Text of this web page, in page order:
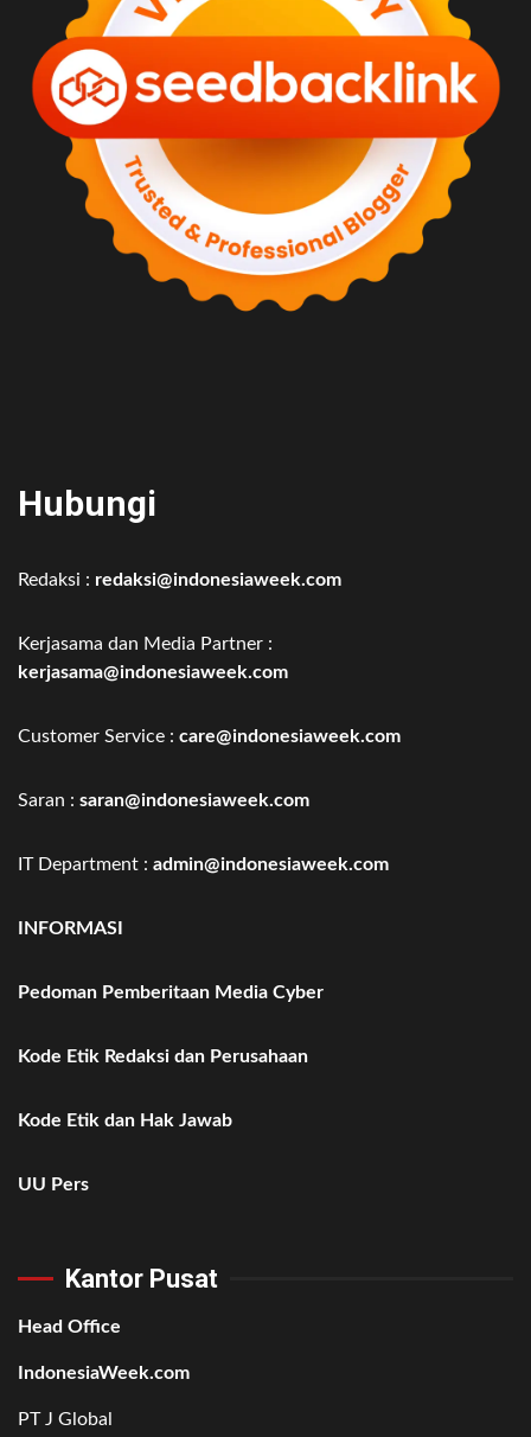
Hubungi
Redaksi : redaksi@indonesiaweek.com
Kerjasama dan Media Partner :
kerjasama@indonesiaweek.com
Customer Service : care@indonesiaweek.com
Saran : saran@indonesiaweek.com
IT Department : admin@indonesiaweek.com
INFORMASI
Pedoman Pemberitaan Media Cyber
Kode Etik Redaksi dan Perusahaan
Kode Etik dan Hak Jawab
UU Pers
Kantor Pusat
Head Office
IndonesiaWeek.com
PT J Global